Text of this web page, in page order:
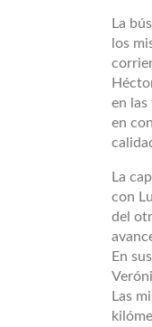
La
los
en las
en
La
con
del
En
Las